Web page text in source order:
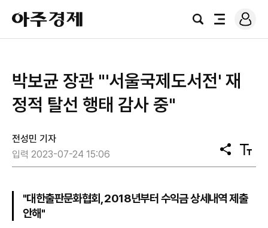
아
주
경
검
전
로
그
박보균 장관 "'서울국제도서전' 재
정적 탈선 행태 감사 중"
전성민 기자
입력 2023-07-24 15:06
공
유
텍
스
기
"대한출판문화협회, 2018년부터 수익금 상세내역 제출
안해"